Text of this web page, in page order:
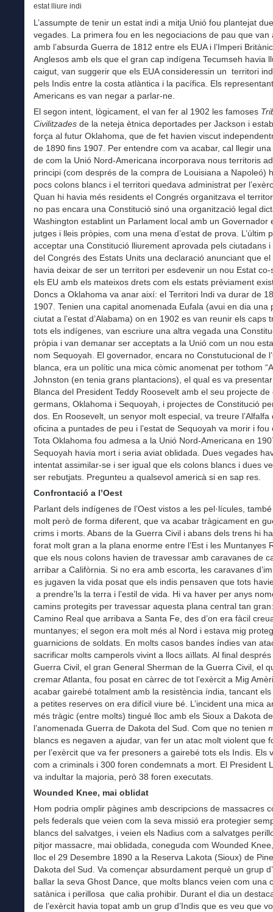
estat lliure indi
L’assumpte de tenir un estat indi a mitja Unió fou plantejat
vegades. La primera fou en les negociacions de pau que van
amb l’absurda Guerra de 1812 entre els EUA i l’Imperi
Anglesos amb els que el gran cap indígena Tecumseh havia
caigut, van suggerir que els EUA consideressin un territori
pels Indis entre la costa atlàntica i la pacífica. Els
Americans es van negar a parlar-ne.
El segon intent, lògicament, el van fer al 1902 les famoses
Civilitzades de la neteja ètnica deportades per Jackson i
força al futur Oklahoma, que de fet havien viscut
de 1890 fins 1907. Per entendre com va acabar, cal llegir
de com la Unió Nord-Americana incorporava nous territoris
principi (com després de la compra de Louisiana a Napoleó)
pocs colons blancs i el territori quedava administrat per
Quan hi havia més residents el Congrés organitzava el
no pas encara una Constitució sinó una organització legal
Washington establint un Parlament local amb un Governador
jutges i lleis pròpies, com una mena d’estat de prova. L’últim
acceptar una Constitució lliurement aprovada pels ciutadans
del Congrés des Estats Units una declaració anunciant que
havia deixar de ser un territori per esdevenir un nou Estat
els EU amb els mateixos drets com els estats prèviament
Doncs a Oklahoma va anar així: el Territori Indi va durar de
1907. Tenien una capital anomenada Eufala (avui en dia una
ciutat a l’estat d’Alabama) on en 1902 es van reunir els caps
tots els indígenes, van escriure una altra vegada una
pròpia i van demanar ser acceptats a la Unió com un nou
nom Sequoyah. El governador, encara no Constutucional de
blanca, era un polític una mica còmic anomenat per tothom
Johnston (en tenia grans plantacions), el qual es va
Blanca del President Teddy Roosevelt amb el seu projecte de
germans, Oklahoma i Sequoyah, i projectes de Constitució
dos. En Roosevelt, un senyor molt especial, va treure l’Alfalfa
oficina a puntades de peu i l’estat de Sequoyah va morir i fou
Tota Oklahoma fou admesa a la Unió Nord-Americana en
Sequoyah havia mort i seria aviat oblidada. Dues vegades
intentat assimilar-se i ser igual que els colons blancs i dues
ser rebutjats. Pregunteu a qualsevol americà si en sap res.
Confrontació a l’Oest
Parlant dels indígenes de l’Oest vistos a les pel·lícules,
molt però de forma diferent, que va acabar tràgicament en
crims i morts. Abans de la Guerra Civil i abans dels trens hi
forat molt gran a la plana enorme entre l’Est i les Muntanyes
que els nous colons havien de travessar amb caravanes de
arribar a Califòrnia. Si no era amb escorta, les caravanes
es jugaven la vida posat que els indis pensaven que tots
a prendre’ls la terra i l’estil de vida. Hi va haver per anys
camins protegits per travessar aquesta plana central tan
Camino Real que arribava a Santa Fe, des d’on era fàcil
muntanyes; el segon era molt més al Nord i estava mig
guarnicions de soldats. En molts casos bandes índies van
sacrificar molts camperols vivint a llocs aïllats. Al final
Guerra Civil, el gran General Sherman de la Guerra Civil, el
cremar Atlanta, fou posat en càrrec de tot l’exèrcit a Mig
acabar gairebé totalment amb la resistència índia, tancant
a petites reserves on era difícil viure bé. L’incident una mica
més tràgic (entre molts) tingué lloc amb els Sioux a Dakota
l’anomenada Guerra de Dakota del Sud. Com que no tenien
blancs es negaven a ajudar, van fer un atac molt violent que
per l’exèrcit que va fer presoners a gairebé tots els Indis. Els
com a criminals i 300 foren condemnats a mort. El President
va indultar la majoria, però 38 foren executats.
Wounded Knee, mai oblidat
Hom podria omplir pàgines amb descripcions de massacres
pels federals que veien com la seva missió era protegier
blancs del salvatges, i veien els Nadius com a salvatges
pitjor massacre, mai oblidada, coneguda com Wounded
lloc el 29 Desembre 1890 a la Reserva Lakota (Sioux) de
Dakota del Sud. Va començar absurdament perquè un grup
ballar la seva Ghost Dance, que molts blancs veien com una
satànica i perillosa que calia prohibir. Durant el dia un
de l’exèrcit havia topat amb un grup d’Indis que es veu que